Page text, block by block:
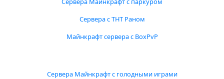
Сервера с ТНТ Раном
Майнкрафт сервера с BoxPvP
Сервера Майнкрафт с голодными играми